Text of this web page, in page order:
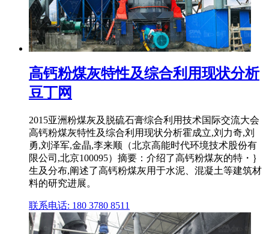
高钙粉煤灰特性及综合利用现状分析
豆丁网
2015亚洲粉煤灰及脱硫石膏综合利用技术国际交流大会
高钙粉煤灰特性及综合利用现状分析霍成立,刘力奇,刘
勇,刘泽军,金晶,李来顺（北京高能时代环境技术股份有
限公司,北京100095）摘要：介绍了高钙粉煤灰的特・｝
生及分布,阐述了高钙粉煤灰用于水泥、混凝土等建筑材
料的研究进展。
联系电话: 180 3780 8511